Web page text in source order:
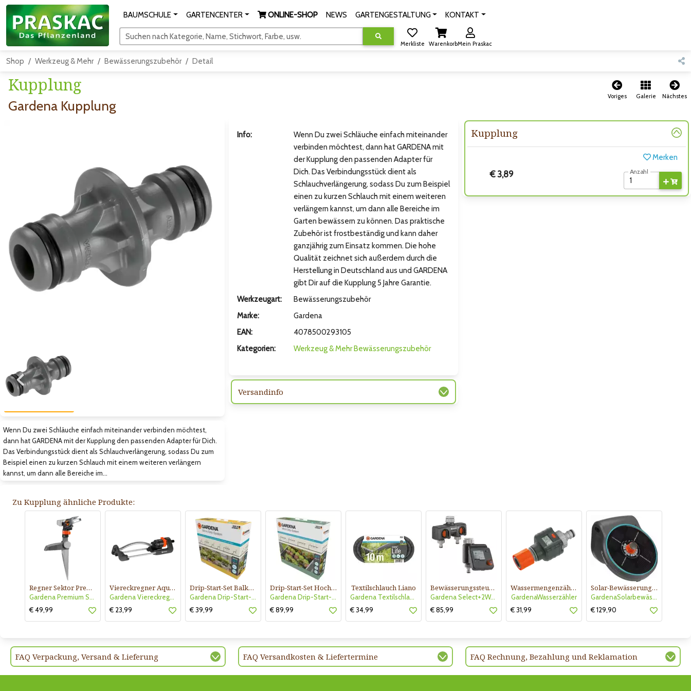
BAUMSCHULE GARTENCENTER ONLINE-SHOP NEWS GARTENGESTALTUNG KONTAKT
Suchen nach Kategorie, Name, Stichwort, Farbe, usw.
Merkliste WarenkorbMein Praskac
Shop Werkzeug & Mehr Bewässerungszubehör Detail
Kupplung
Gardena Kupplung
Voriges Galerie Nächstes
Zum vorigen Bild Zum nächsten Bild
Wenn Du zwei Schläuche einfach miteinander verbinden möchtest,
dann hat GARDENA mit der Kupplung den passenden Adapter für Dich.
Das Verbindungsstück dient als Schlauchverlängerung, sodass Du zum
Beispiel einen zu kurzen Schlauch mit einem weiteren verlängern
kannst, um dann alle Bereiche im…
Kupplung
Merken
€ 3,89 Anzahl
Info:
Wenn Du zwei Schläuche einfach miteinander
verbinden möchtest, dann hat GARDENA mit
der Kupplung den passenden Adapter für
Dich. Das Verbindungsstück dient als
Schlauchverlängerung, sodass Du zum Beispiel
einen zu kurzen Schlauch mit einem weiteren
verlängern kannst, um dann alle Bereiche im
Garten bewässern zu können. Das praktische
Zubehör ist frostbeständig und kann daher
ganzjährig zum Einsatz kommen. Die hohe
Qualität zeichnet sich außerdem durch die
Herstellung in Deutschland aus und GARDENA
gibt Dir auf die Kupplung 5 Jahre Garantie.
Werkzeugart:
Bewässerungszubehör
Marke:
Gardena
EAN:
4078500293105
Kategorien:
Werkzeug & MehrBewässerungszubehör
Versandinfo
Zu Kupplung ähnliche Produkte:
Regner Sektor Premium
Gardena Premium Sektorregner
€ 49,99
Viereckregner Aqua S
Gardena Viereckregner Aqua S
€ 23,99
Drip-Start-Set Balkone
Gardena Drip-Start-Set Balkone
€ 39,99
Drip-Start-Set Hochbeet
Gardena Drip-Start-Set Hochbeet
€ 89,99
Textilschlauch Liano
Gardena Textilschlauch Liano
€ 34,99
Bewässerungssteuerung Select+2WegVerteiler
Gardena Select+2WegVerteiler
€ 85,99
Wassermengenzähler Aqua Count
GardenaWasserzähler
€ 31,99
Solar-Bewässerung AquaBloom Set
GardenaSolarbewässerung aquaBloom
€ 129,90
FAQ Verpackung, Versand & Lieferung FAQ Versandkosten & Liefertermine FAQ Rechnung, Bezahlung und Reklamation